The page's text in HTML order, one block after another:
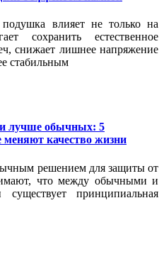
влияет не только на
сохранить естественное
снижает лишнее напряжение
стабильным
лучше обычных: 5
качество жизни
решением для защиты от
что между обычными и
принципиальная